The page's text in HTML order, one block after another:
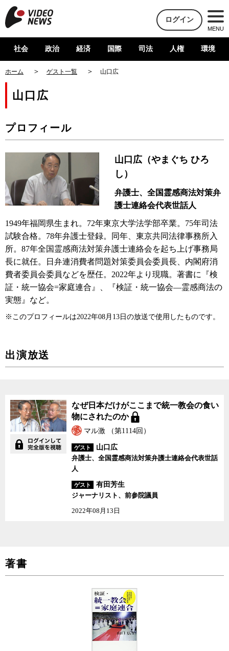
ログイン
MENU
社会 政治 経済 国際 司法 人権 環境
ホーム ゲスト一覧 山口広
山口広
プロフィール
山口広（やまぐち ひろ
し）
弁護士、全国霊感商法対策弁
護士連絡会代表世話人
1949年福岡県生まれ。72年東京大学法学部卒業。75年司法
試験合格。78年弁護士登録。同年、東京共同法律事務所入
所。87年全国霊感商法対策弁護士連絡会を起ち上げ事務局
長に就任。日弁連消費者問題対策委員会委員長、内閣府消
費者委員会委員などを歴任。2022年より現職。著書に『検
証・統一協会=家庭連合』、『検証・統一協会―霊感商法の
実態』など。
※このプロフィールは2022年08月13日の放送で使用したものです。
出演放送
なぜ日本だけがここまで統一教会の食い
物にされたのか
マル激 （第1114回）
ゲスト
山口広
弁護士、全国霊感商法対策弁護士連絡会代表世話
人
ゲスト
有田芳生
ジャーナリスト、前参院議員
2022年08月13日
著書